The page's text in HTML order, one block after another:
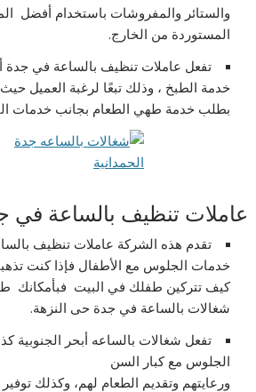
والستائر والمفروشات باستخدام أفضل
المستوردة من الخارج.
تفعل عاملات تنظيف بالساعة في جدة
خدمة الطبخ ، وذلك تبعًا لرغبة العميل
بطلب خدمة طهي الطعام بجانب خدمات
عاملات تنظيف بالساعة في
تقدم هذه الشركة عاملات تنظيف
خدمات الجلوس مع الأطفال فإذا كنت
كيف تتركين طفلك في البيت فبأمكانك
شغالات بالساعة في جدة حى النزهة.
تفعل شغالات بالساعه أبحر الجنوبية
الجلوس مع كبار السن
ورعايتهم وتقديم الطعام لهم، وكذلك